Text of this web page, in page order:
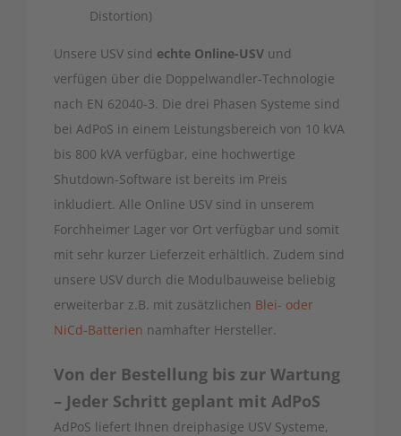
Distortion)
Unsere USV sind echte Online-USV und
verfügen über die Doppelwandler-Technologie
nach EN 62040-3. Die drei Phasen Systeme sind
bei AdPoS in einem Leistungsbereich von 10 kVA
bis 800 kVA verfügbar, eine hochwertige
Shutdown-Software ist bereits im Preis
inkludiert. Alle Online USV sind in unserem
Forchheimer Lager vor Ort verfügbar und somit
mit sehr kurzer Lieferzeit erhältlich. Zudem sind
unsere USV durch die Modulbauweise beliebig
erweiterbar z.B. mit zusätzlichen Blei- oder
NiCd-Batterien namhafter Hersteller.
Von der Bestellung bis zur Wartung
– Jeder Schritt geplant mit AdPoS
AdPoS liefert Ihnen dreiphasige USV Systeme,